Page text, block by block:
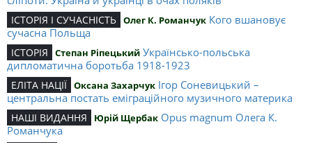
ІСТОРІЯ І СУЧАСНІСТЬ Олег К. Романчук Кого вшановує
сучасна Польща
ІСТОРІЯ Степан Ріпецький Українсько-польська
дипломатична боротьба 1918-1923
ЕЛІТА НАЦІЇ Оксана Захарчук Ігор Соневицький –
центральна постать еміграційного музичного материка
НАШІ ВИДАННЯ Юрій Щербак Opus magnum Олега К.
Романчука